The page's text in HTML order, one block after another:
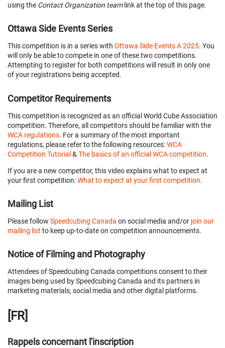
using the Contact Organization teamlink at the top of this page.
Ottawa Side Events Series
This competition is in a series with Ottawa Side Events A 2025. You
will only be able to compete in one of these two competitions.
Attempting to register for both competitions will result in only one
of your registrations being accepted.
Competitor Requirements
This competition is recognized as an official World Cube Association
competition. Therefore, all competitors should be familiar with the
WCA regulations. For a summary of the most important
regulations, please refer to the following resources:WCA
Competition Tutorial& The basics of an official WCA competition.
If you are a new competitor, this video explains what to expect at
your first competition:What to expect at your first competition.
Mailing List
Please follow Speedcubing Canada on social media and/or join our
mailing list to keep up-to-date on competition announcements.
Notice of Filming and Photography
Attendees of Speedcubing Canada competitions consent to their
images being used by Speedcubing Canada and its partners in
marketing materials, social media and other digital platforms.
[FR]
Rappels concernant l'inscription